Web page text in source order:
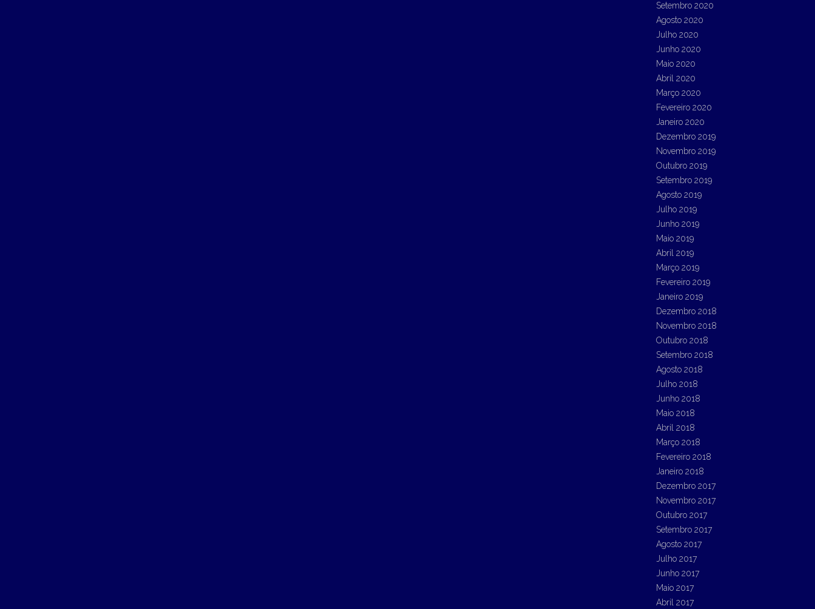
Setembro 2020
Agosto 2020
Julho 2020
Junho 2020
Maio 2020
Abril 2020
Março 2020
Fevereiro 2020
Janeiro 2020
Dezembro 2019
Novembro 2019
Outubro 2019
Setembro 2019
Agosto 2019
Julho 2019
Junho 2019
Maio 2019
Abril 2019
Março 2019
Fevereiro 2019
Janeiro 2019
Dezembro 2018
Novembro 2018
Outubro 2018
Setembro 2018
Agosto 2018
Julho 2018
Junho 2018
Maio 2018
Abril 2018
Março 2018
Fevereiro 2018
Janeiro 2018
Dezembro 2017
Novembro 2017
Outubro 2017
Setembro 2017
Agosto 2017
Julho 2017
Junho 2017
Maio 2017
Abril 2017